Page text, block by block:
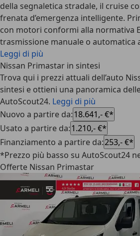
della segnaletica stradale, il cruise
frenata d’emergenza intelligente.
con motori conformi alla normativa
trasmissione manuale o automatica
Leggi di più
Nissan Primastar in sintesi
Trova qui i prezzi attuali dell’auto
sintesi e ottieni una panoramica
AutoScout24. Leggi di più
Nuovo a partire da:18.641,- €*
Usato a partire da:1.210,- €*
Finanziamento a partire da:253,- €*
*Prezzo più basso su AutoScout24
Offerte Nissan Primastar